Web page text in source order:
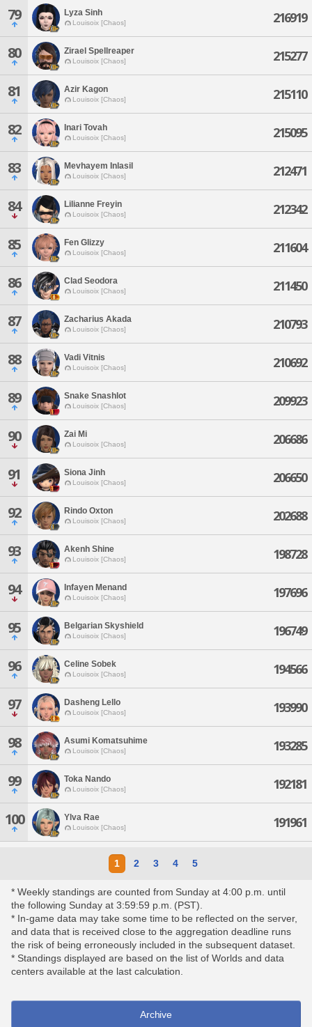
79 Lyza Sinh
Louisoix [Chaos] 216919
80 Zirael Spellreaper
Louisoix [Chaos] 215277
81 Azir Kagon
Louisoix [Chaos] 215110
82 Inari Tovah
Louisoix [Chaos] 215095
83 Mevhayem Inlasil
Louisoix [Chaos] 212471
84 Lilianne Freyin
Louisoix [Chaos] 212342
85 Fen Glizzy
Louisoix [Chaos] 211604
86 Clad Seodora
Louisoix [Chaos] 211450
87 Zacharius Akada
Louisoix [Chaos] 210793
88 Vadi Vitnis
Louisoix [Chaos] 210692
89 Snake Snashlot
Louisoix [Chaos] 209923
90 Zai Mi
Louisoix [Chaos] 206686
91 Siona Jinh
Louisoix [Chaos] 206650
92 Rindo Oxton
Louisoix [Chaos] 202688
93 Akenh Shine
Louisoix [Chaos] 198728
94 Infayen Menand
Louisoix [Chaos] 197696
95 Belgarian Skyshield
Louisoix [Chaos] 196749
96 Celine Sobek
Louisoix [Chaos] 194566
97 Dasheng Lello
Louisoix [Chaos] 193990
98 Asumi Komatsuhime
Louisoix [Chaos] 193285
99 Toka Nando
Louisoix [Chaos] 192181
100 Ylva Rae
Louisoix [Chaos] 191961
1 2 3 4 5
* Weekly standings are counted from Sunday at 4:00 p.m. until
the following Sunday at 3:59:59 p.m. (PST).
* In-game data may take some time to be reflected on the server,
and data that is received close to the aggregation deadline runs
the risk of being erroneously included in the subsequent dataset.
* Standings displayed are based on the list of Worlds and data
centers available at the last calculation.
Archive